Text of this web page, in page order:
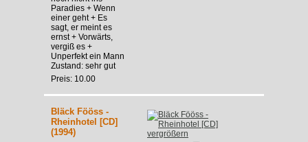
Paradies + Wenn
einer geht + Es
sagt, er meint es
ernst + Vorwärts,
vergiß es +
Unperfekt ein Mann
Zustand: sehr gut
Preis: 10.00
Bläck Fööss -
Rheinhotel [CD]
(1994)
vergrößern